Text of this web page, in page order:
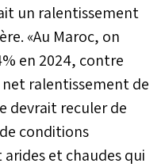
un ralentissement
«Au Maroc, on
en 2024, contre
net ralentissement de
devrait reculer de
conditions
et chaudes qui